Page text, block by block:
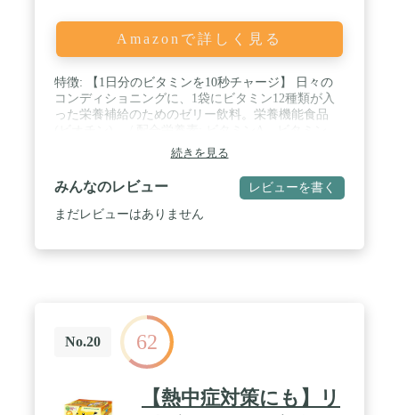
Amazonで詳しく見る
特徴: 【1日分のビタミンを10秒チャージ】 日々の
コンディショニングに、1袋にビタミン12種類が入
った栄養補給のためのゼリー飲料。栄養機能食品
B1、ビタミンB2、ビタミンB6、ビタミンB12、ビオ
チン、ナイアシン、ビタミンC、ビタミンD、ビタ
ミンE、葉酸、パントテン酸 / 味: グレープフルーツ
味 (Grapefruit-flavored jelly drink) / カロリー: 1個当
たり 90kcal / 内容量: 6個(6個入×1箱)
続きを見る
みんなのレビュー レビューを書く
まだレビューはありません
No.20 62
【熱中症対策にも】リ